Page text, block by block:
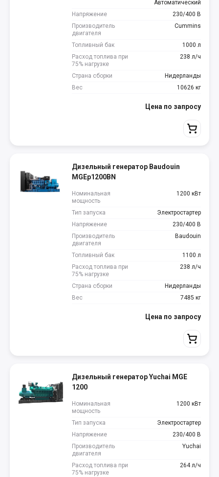
Автоматический
Напряжение
230/400 В
Производитель
двигателя
Cummins
Топливный бак
1000 л
Расход топлива при
75% нагрузке
238 л/ч
Страна сборки
Нидерланды
Вес
10626 кг
Цена по запросу
Дизельный генератор Baudouin
MGEp1200BN
Номинальная
мощность
1200 кВт
Тип запуска
Электростартер
Напряжение
230/400 В
Производитель
двигателя
Baudouin
Топливный бак
1100 л
Расход топлива при
75% нагрузке
238 л/ч
Страна сборки
Нидерланды
Вес
7485 кг
Цена по запросу
Дизельный генератор Yuchai MGE
1200
Номинальная
мощность
1200 кВт
Тип запуска
Электростартер
Напряжение
230/400 В
Производитель
двигателя
Yuchai
Расход топлива при
75% нагрузке
264 л/ч